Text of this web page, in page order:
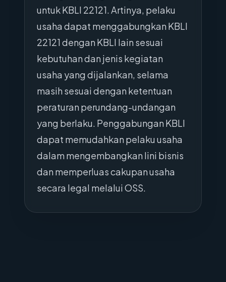
untuk KBLI 22121. Artinya, pelaku
usaha dapat menggabungkan KBLI
22121 dengan KBLI lain sesuai
kebutuhan dan jenis kegiatan
usaha yang dijalankan, selama
masih sesuai dengan ketentuan
peraturan perundang-undangan
yang berlaku. Penggabungan KBLI
dapat memudahkan pelaku usaha
dalam mengembangkan lini bisnis
dan memperluas cakupan usaha
secara legal melalui OSS.